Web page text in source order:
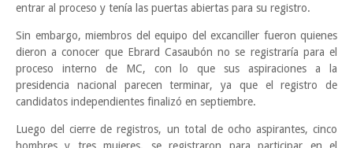
entrar al proceso y tenía las puertas abiertas para su registro.
Sin embargo, miembros del equipo del excanciller fueron quienes
dieron a conocer que Ebrard Casaubón no se registraría para el
proceso interno de MC, con lo que sus aspiraciones a la
presidencia nacional parecen terminar, ya que el registro de
candidatos independientes finalizó en septiembre.
Luego del cierre de registros, un total de ocho aspirantes, cinco
hombres y tres mujeres, se registraron para participar en el